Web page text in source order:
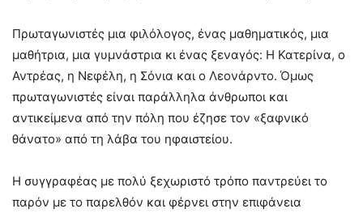
Πρωταγωνιστές μια φιλόλογος, ένας μαθηματικός, μια
μαθήτρια, μια γυμνάστρια κι ένας ξεναγός: Η Κατερίνα, ο
Αντρέας, η Νεφέλη, η Σόνια και ο Λεονάρντο. Όμως
πρωταγωνιστές είναι παράλληλα άνθρωποι και
αντικείμενα από την πόλη που έζησε τον «ξαφνικό
θάνατο» από τη λάβα του ηφαιστείου.
Η συγγραφέας με πολύ ξεχωριστό τρόπο παντρεύει το
παρόν με το παρελθόν και φέρνει στην επιφάνεια